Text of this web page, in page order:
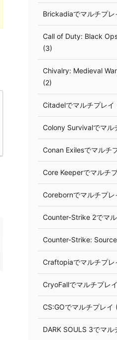
Brickadiaでマルチプレ
Call of Duty: Black
(3)
Chivalry: Medieval
(2)
Citadelでマルチプレイ
Colony Survivalでマル
Conan Exilesでマルチ
Core Keeperでマルチ
Corebornでマルチプレ
Counter-Strike 2でマ
Counter-Strike:
Craftopiaでマルチプレ
CryoFallでマルチプレ
CS:GOでマルチプレイ
DARK SOULS 3でマル